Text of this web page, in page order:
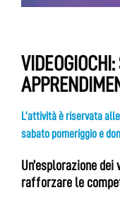
L’attività è riservata
sabato pomeriggio e
Un’esplorazione
rafforzare le